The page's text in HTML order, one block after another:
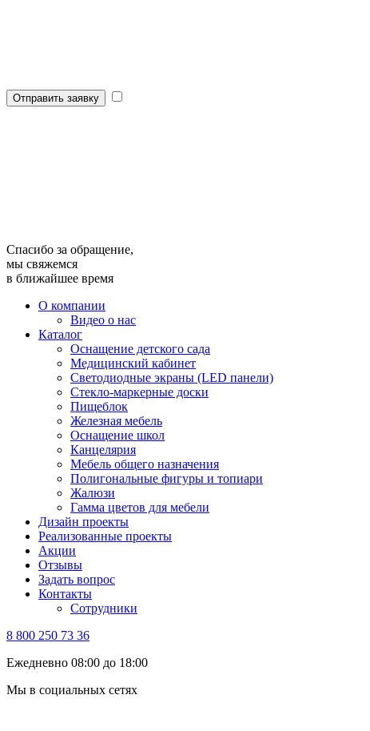
Отправить заявку
Спасибо за обращение,
мы свяжемся
в ближайшее время
О компании
Видео о нас
Каталог
Оснащение детского сада
Медицинский кабинет
Светодиодные экраны (LED панели)
Стекло-маркерные доски
Пищеблок
Железная мебель
Оснащение школ
Канцелярия
Мебель общего назначения
Полигональные фигуры и топиари
Жалюзи
Гамма цветов для мебели
Дизайн проекты
Реализованные проекты
Акции
Отзывы
Задать вопрос
Контакты
Сотрудники
8 800 250 73 36
Ежедневно 08:00 до 18:00
Мы в социальных сетях